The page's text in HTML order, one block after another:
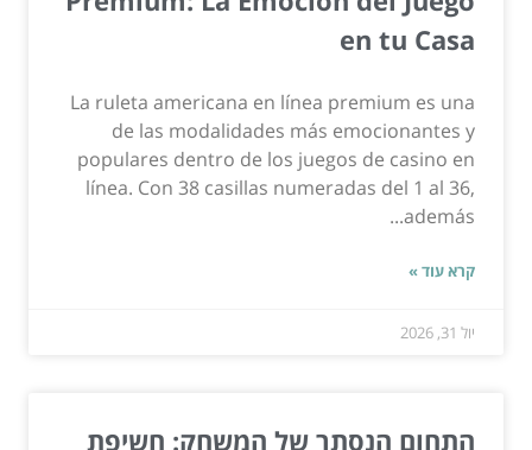
en tu Casa
La ruleta americana en línea premium es una
de las modalidades más emocionantes y
populares dentro de los juegos de casino en
línea. Con 38 casillas numeradas del 1 al 36,
además...
קרא עוד »
יול 31, 2026
התחום הנסתר של המשחק: חשיפת